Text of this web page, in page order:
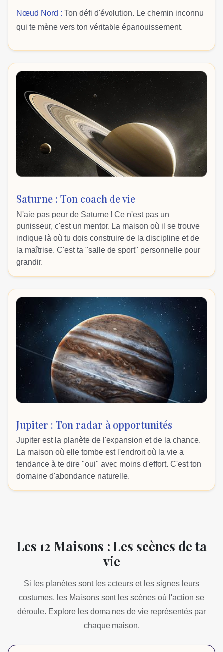
Nœud Nord : Ton défi d'évolution. Le chemin inconnu
qui te mène vers ton véritable épanouissement.
Saturne : Ton coach de vie
N'aie pas peur de Saturne ! Ce n'est pas un
punisseur, c'est un mentor. La maison où il se trouve
indique là où tu dois construire de la discipline et de
la maîtrise. C'est ta "salle de sport" personnelle pour
grandir.
Jupiter : Ton radar à opportunités
Jupiter est la planète de l'expansion et de la chance.
La maison où elle tombe est l'endroit où la vie a
tendance à te dire "oui" avec moins d'effort. C'est ton
domaine d'abondance naturelle.
Les 12 Maisons : Les scènes de ta
vie
Si les planètes sont les acteurs et les signes leurs
costumes, les Maisons sont les scènes où l'action se
déroule. Explore les domaines de vie représentés par
chaque maison.